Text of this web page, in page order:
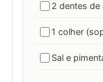
2 dentes
1 colher
Sal e